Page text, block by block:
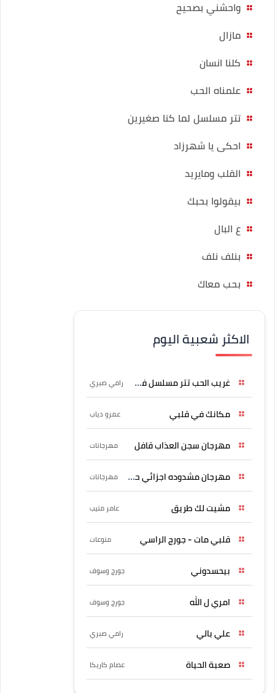
واحشني بصحيح
مازال
كلنا انسان
علمناه الحب
تتر مسلسل لما كنا صغيرين
احكى يا شهرزاد
القلب ومايريد
بيقولوا بحبك
ع البال
بنلف نلف
بحب معاك
الاكثر شعبية اليوم
غريب الحب تتر مسلسل فرصة رامي صبري
مكانك في قلبي عمرو دياب
مهرجان سجن العذاب قافل مهرجانات
مهرجان مشدوده اجزائي حربونى مهرجانات
مشيت لك طريق عامر منيب
قلبي مات - جورج الراسي منوعات
بيحسدوني جورج وسوف
امري ل الله جورج وسوف
علي بالي رامي صبري
صعبة الحياة عصام كاريكا